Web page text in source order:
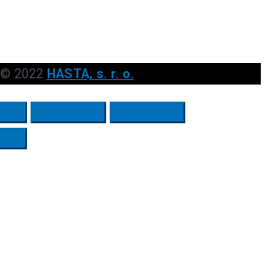
© 2022 HASTA, s. r. o.